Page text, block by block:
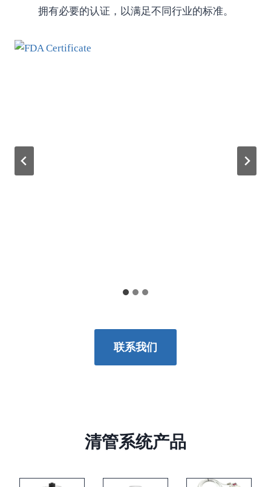
拥有必要的认证，以满足不同行业的标准。
联系我们
清管系统产品